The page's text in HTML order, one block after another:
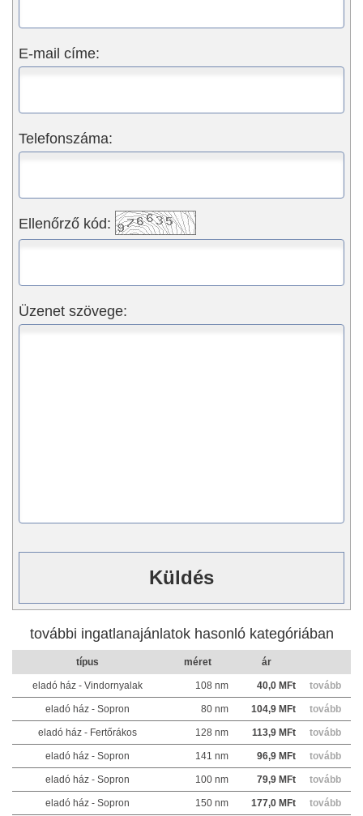
E-mail címe:
Telefonszáma:
Ellenőrző kód:
Üzenet szövege:
további ingatlanajánlatok hasonló kategóriában
típus méret ár
eladó ház - Vindornyalak 108 nm 40,0 MFt tovább
eladó ház - Sopron 80 nm 104,9 MFt tovább
eladó ház - Fertőrákos 128 nm 113,9 MFt tovább
eladó ház - Sopron 141 nm 96,9 MFt tovább
eladó ház - Sopron 100 nm 79,9 MFt tovább
eladó ház - Sopron 150 nm 177,0 MFt tovább